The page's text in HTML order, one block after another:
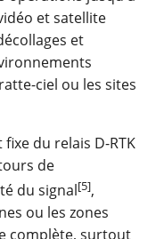
et satellite
et
ciel ou les sites
du relais D-RTK
de
du signal[5],
ou les zones
complète, surtout